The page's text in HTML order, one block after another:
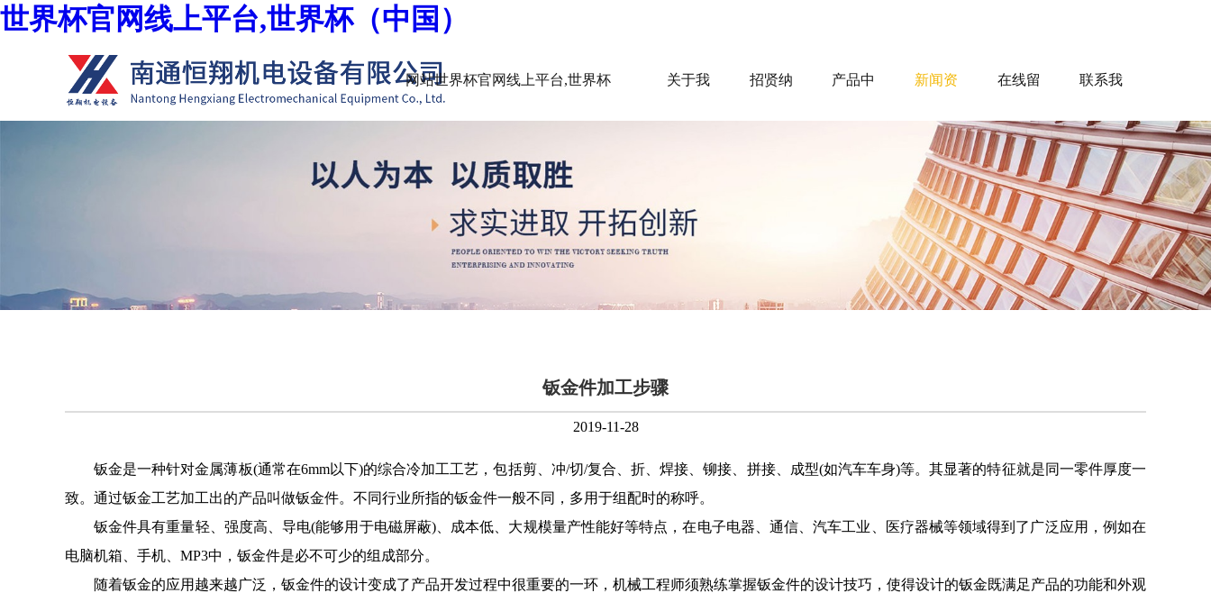
世界杯官网线上平台,世界杯（中国）
网站世界杯官网线上平台,世界杯
（中国）
关于我 招贤纳 产品中 新闻资
讯
在线留
言
联系我
们
钣金件加工步骤
2019-11-28
钣金是一种针对金属薄板(通常在6mm以下)的综合冷加工工艺，包括剪、冲/切/复合、折、焊接、铆接、拼接、成型(如汽车车身)等。其显著的特征就是同一零件厚度一
致。通过钣金工艺加工出的产品叫做钣金件。不同行业所指的钣金件一般不同，多用于组配时的称呼。
钣金件具有重量轻、强度高、导电(能够用于电磁屏蔽)、成本低、大规模量产性能好等特点，在电子电器、通信、汽车工业、医疗器械等领域得到了广泛应用，例如在
电脑机箱、手机、MP3中，钣金件是必不可少的组成部分。
随着钣金的应用越来越广泛，钣金件的设计变成了产品开发过程中很重要的一环，机械工程师须熟练掌握钣金件的设计技巧，使得设计的钣金既满足产品的功能和外观